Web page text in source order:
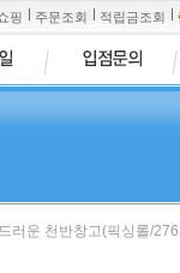
핑 주문조회 적립금조회
러운 천반창고(픽싱롤/